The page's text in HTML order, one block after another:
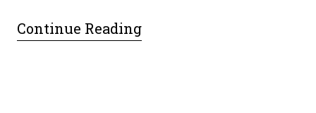
Continue Reading